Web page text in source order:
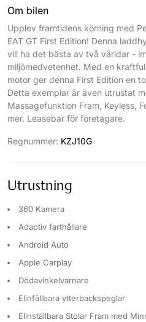
Om bilen
Upplev framtidens körning med
EAT GT First Edition! Denna
vill ha det bästa av två världar -
miljömedvetenhet. Med en
motor ger denna First Edition en
Detta exemplar är även utrustat
Massagefunktion Fram, Keyless,
mer. Leasebar för företagare.
Regnummer: KZJ10G
Utrustning
360 Kamera
Adaptiv farthållare
Android Auto
Apple Carplay
Dödavinkelvarnare
Elinfällbara ytterbackspeglar
Elinställbara Stolar Fram med